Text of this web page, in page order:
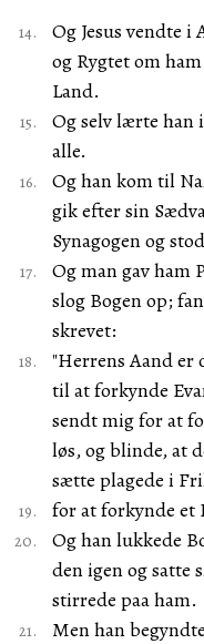
Og Jesus vendte
og Rygtet om
Land.
Og selv lærte han
alle.
Og han kom til
gik efter sin
Synagogen og
Og man gav ham
slog Bogen op;
skrevet:
"Herrens Aand er
til at forkynde
sendt mig for at
løs, og blinde, at
sætte plagede i
for at forkynde et
Og han lukkede
den igen og satte
stirrede paa ham.
Men han